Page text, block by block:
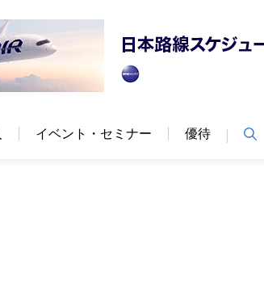
イベント・セミナー 優待